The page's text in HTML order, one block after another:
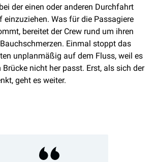
der einen oder anderen Durchfahrt
einzuziehen. Was für die Passagiere
bereitet der Crew rund um ihren
Einmal stoppt das
unplanmäßig auf dem Fluss, weil es
Brücke nicht her passt. Erst, als sich der
geht es weiter.